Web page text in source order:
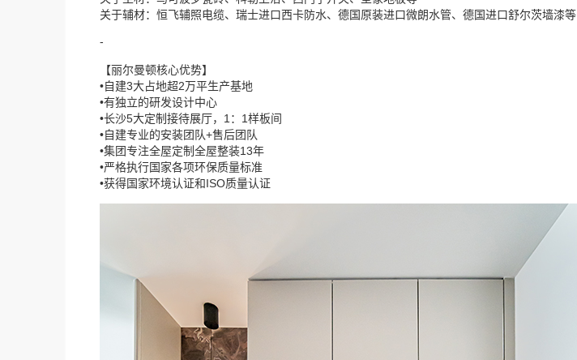
关于辅材：恒飞辅照电缆、瑞士进口西卡防水、德国原装进口微朗水管、德国进口舒尔茨墙漆等
-
【丽尔曼顿核心优势】
•自建3大占地超2万平生产基地
•有独立的研发设计中心
•长沙5大定制接待展厅，1：1样板间
•自建专业的安装团队+售后团队
•集团专注全屋定制全屋整装13年
•严格执行国家各项环保质量标准
•获得国家环境认证和ISO质量认证